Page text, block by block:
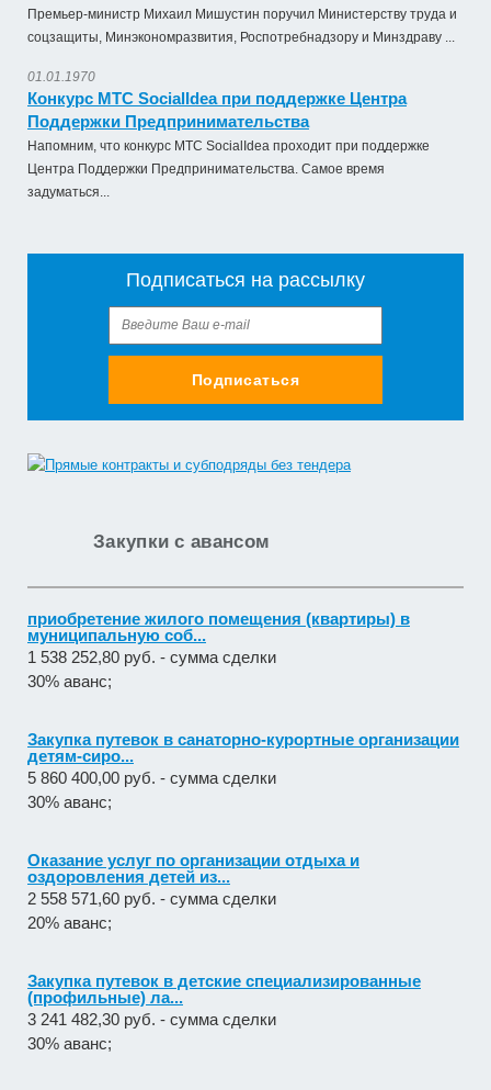
Премьер-министр Михаил Мишустин поручил Министерству труда и
соцзащиты, Минэкономразвития, Роспотребнадзору и Минздраву ...
01.01.1970
Конкурс МТС SocialIdea при поддержке Центра
Поддержки Предпринимательства
Напомним, что конкурс МТС SocialIdea проходит при поддержке
Центра Поддержки Предпринимательства. Самое время
задуматься...
Подписаться на рассылку
Подписаться
Закупки с авансом
приобретение жилого помещения (квартиры) в
муниципальную соб...
1 538 252,80 руб. - сумма сделки
30% аванс;
Закупка путевок в санаторно-курортные организации
детям-сиро...
5 860 400,00 руб. - сумма сделки
30% аванс;
Оказание услуг по организации отдыха и
оздоровления детей из...
2 558 571,60 руб. - сумма сделки
20% аванс;
Закупка путевок в детские специализированные
(профильные) ла...
3 241 482,30 руб. - сумма сделки
30% аванс;